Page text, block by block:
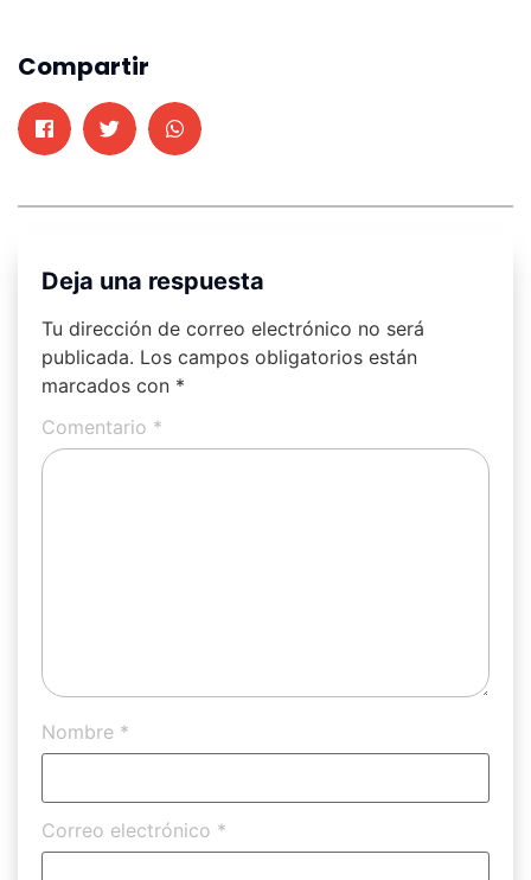
Compartir
Deja una respuesta
Tu dirección de correo electrónico no será
publicada. Los campos obligatorios están
marcados con *
Comentario *
Nombre *
Correo electrónico *